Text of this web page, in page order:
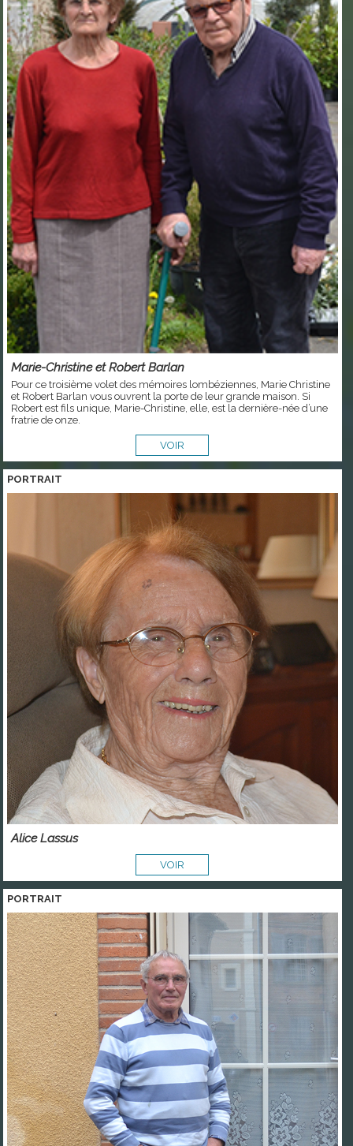
Marie-Christine et Robert Barlan
Pour ce troisième volet des mémoires lombéziennes, Marie Christine
et Robert Barlan vous ouvrent la porte de leur grande maison. Si
Robert est fils unique, Marie-Christine, elle, est la dernière-née d’une
fratrie de onze.
VOIR
PORTRAIT
Alice Lassus
VOIR
PORTRAIT